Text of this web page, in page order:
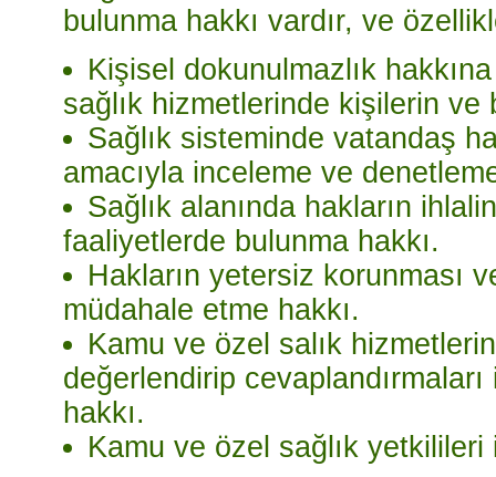
bulunma hakkı vardır, ve
Kişisel dokunulmazlık
sağlık hizmetlerinde kişilerin
Sağlık sisteminde vatandaş
amacıyla inceleme ve
Sağlık alanında hakların
faaliyetlerde bulunma hakkı.
Hakların yetersiz korunması
müdahale etme hakkı.
Kamu ve özel salık
değerlendirip
hakkı.
Kamu ve özel sağlık yetkilileri